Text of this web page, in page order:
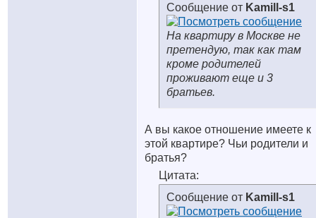
Сообщение от Kamill-s1
На квартиру в Москве не
претендую, так как там
кроме родителей
проживают еще и 3
братьев.
А вы какое отношение имеете к
этой квартире? Чьи родители и
братья?
Цитата:
Сообщение от Kamill-s1